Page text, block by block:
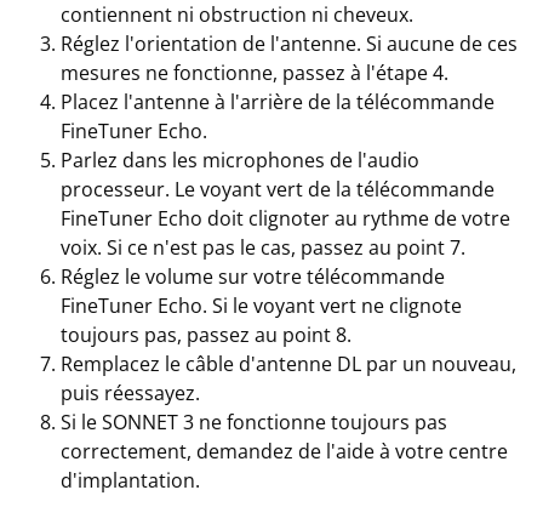
contiennent ni obstruction ni cheveux.
Réglez l'orientation de l'antenne. Si aucune de ces
mesures ne fonctionne, passez à l'étape 4.
Placez l'antenne à l'arrière de la télécommande
FineTuner Echo.
Parlez dans les microphones de l'audio
processeur. Le voyant vert de la télécommande
FineTuner Echo doit clignoter au rythme de votre
voix. Si ce n'est pas le cas, passez au point 7.
Réglez le volume sur votre télécommande
FineTuner Echo. Si le voyant vert ne clignote
toujours pas, passez au point 8.
Remplacez le câble d'antenne DL par un nouveau,
puis réessayez.
Si le SONNET 3 ne fonctionne toujours pas
correctement, demandez de l'aide à votre centre
d'implantation.